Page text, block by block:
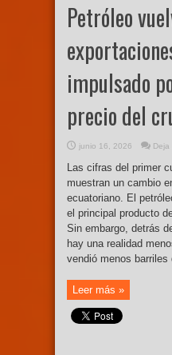
Petróleo
impulsado
precio del
junio 16, 2026 Deja
Las cifras del primer
muestran un cambio
ecuatoriano. El
el principal producto
Sin embargo, detrás
hay una realidad
vendió menos barriles
Leer más »